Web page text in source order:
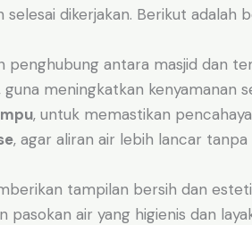
dikerjakan. Berikut adalah
penghubung antara masjid dan
guna meningkatkan kenyamanan
, untuk memastikan
, agar aliran air lebih lancar
tampilan bersih dan
pasokan air yang higienis dan